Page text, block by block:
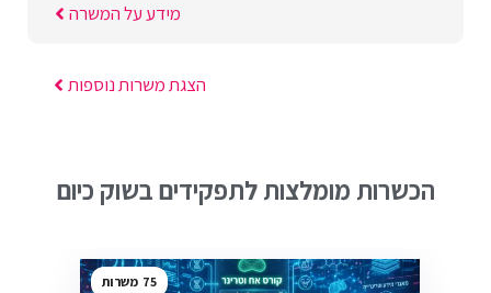
מידע על המשרה
הצגת משרות נוספות
הכשרות מומלצות לתפקידים בשוק כיום
75